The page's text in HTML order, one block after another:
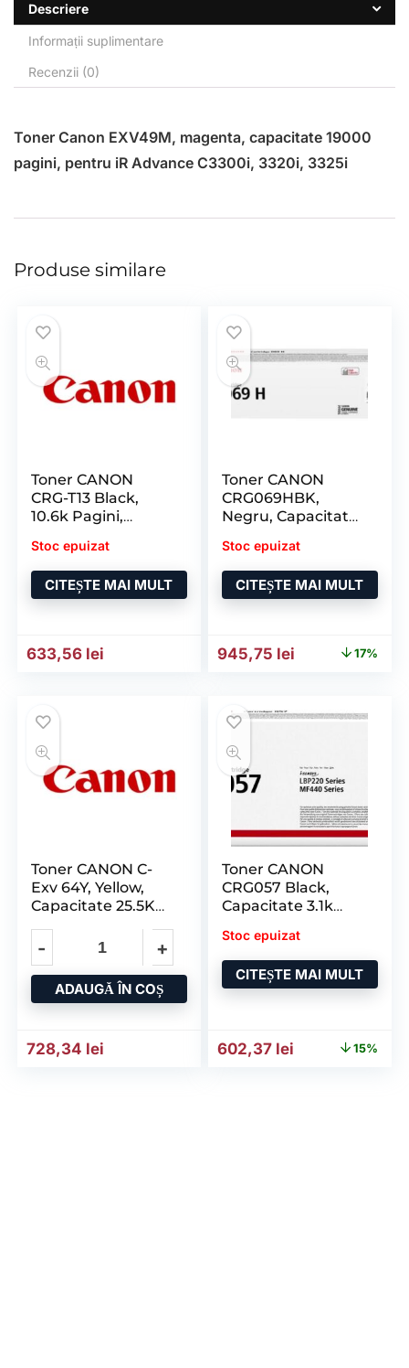
Descriere
Informații suplimentare
Recenzii (0)
Toner Canon EXV49M, magenta, capacitate 19000
pagini, pentru iR Advance C3300i, 3320i, 3325i
Produse similare
Toner CANON
CRG-T13 Black,
10.6k Pagini,
1440.
Stoc epuizat
CITEȘTE MAI MULT
633,56 lei
Toner CANON
CRG069HBK,
Negru, Capacitate
pentru I-Sensys
LBP673Cdw
Stoc epuizat
CITEȘTE MAI MULT
Prețul inițial a fost:
945,75 lei Prețul curent
17%
Toner CANON C-
Exv 64Y, Yellow,
Capacitate 25.5K
ADAUGĂ ÎN COȘ
728,34 lei
Toner CANON
CRG057 Black,
Capacitate 3.1k
LBP223DW;
LBP226DW;
Stoc epuizat
CITEȘTE MAI MULT
Prețul inițial a fost:
602,37 lei Prețul curent
15%